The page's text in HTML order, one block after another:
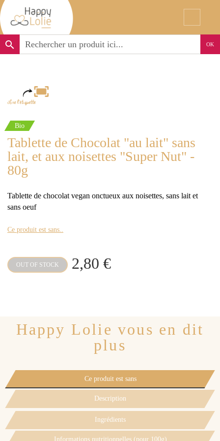
search OK
Bio
Tablette de Chocolat "au lait" sans
lait, et aux noisettes "Super Nut" -
80g
Tablette de chocolat vegan onctueux aux noisettes, sans lait et
sans oeuf
Ce produit est sans..
OUT OF STOCK 2,80 €
Happy Lolie vous en dit
plus
Ce produit est sans
Description
Ingrédients
Informations nutritionnelles (pour 100g)